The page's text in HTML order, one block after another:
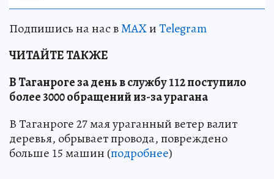
Подпишись на нас вMAXиTelegram
ЧИТАЙТЕ ТАКЖЕ
В Таганроге за день в службу 112 поступило
более 3000 обращений из-за урагана
В Таганроге 27 мая ураганный ветер валит
деревья, обрывает провода, повреждено
больше 15 машин (подробнее)